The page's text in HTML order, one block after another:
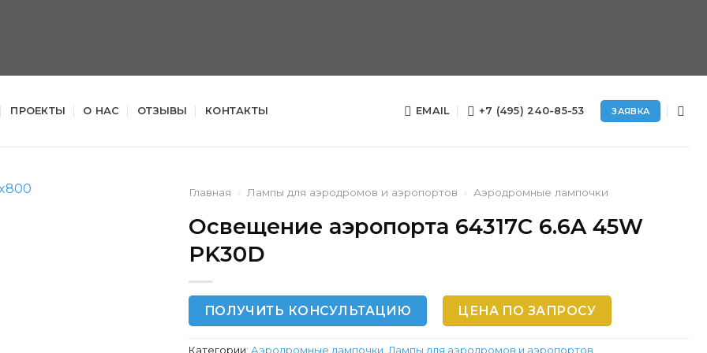
ПРОЕКТЫ О НАС ОТЗЫВЫ КОНТАКТЫ EMAIL +7 (495) 240-85-53 ЗАЯВКА
Главная » Лампы для аэродромов и аэропортов » Аэродромные лампочки
Освещение аэропорта 64317C 6.6A 45W
PK30D
ПОЛУЧИТЬ КОНСУЛЬТАЦИЮ ЦЕНА ПО ЗАПРОСУ
Категории: Аэродромные лампочки,Лампы для аэродромов и аэропортов